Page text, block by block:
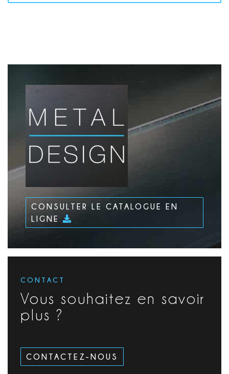
CONSULTER LE CATALOGUE EN
LIGNE
CONTACT
Vous souhaitez en savoir
plus ?
CONTACTEZ-NOUS